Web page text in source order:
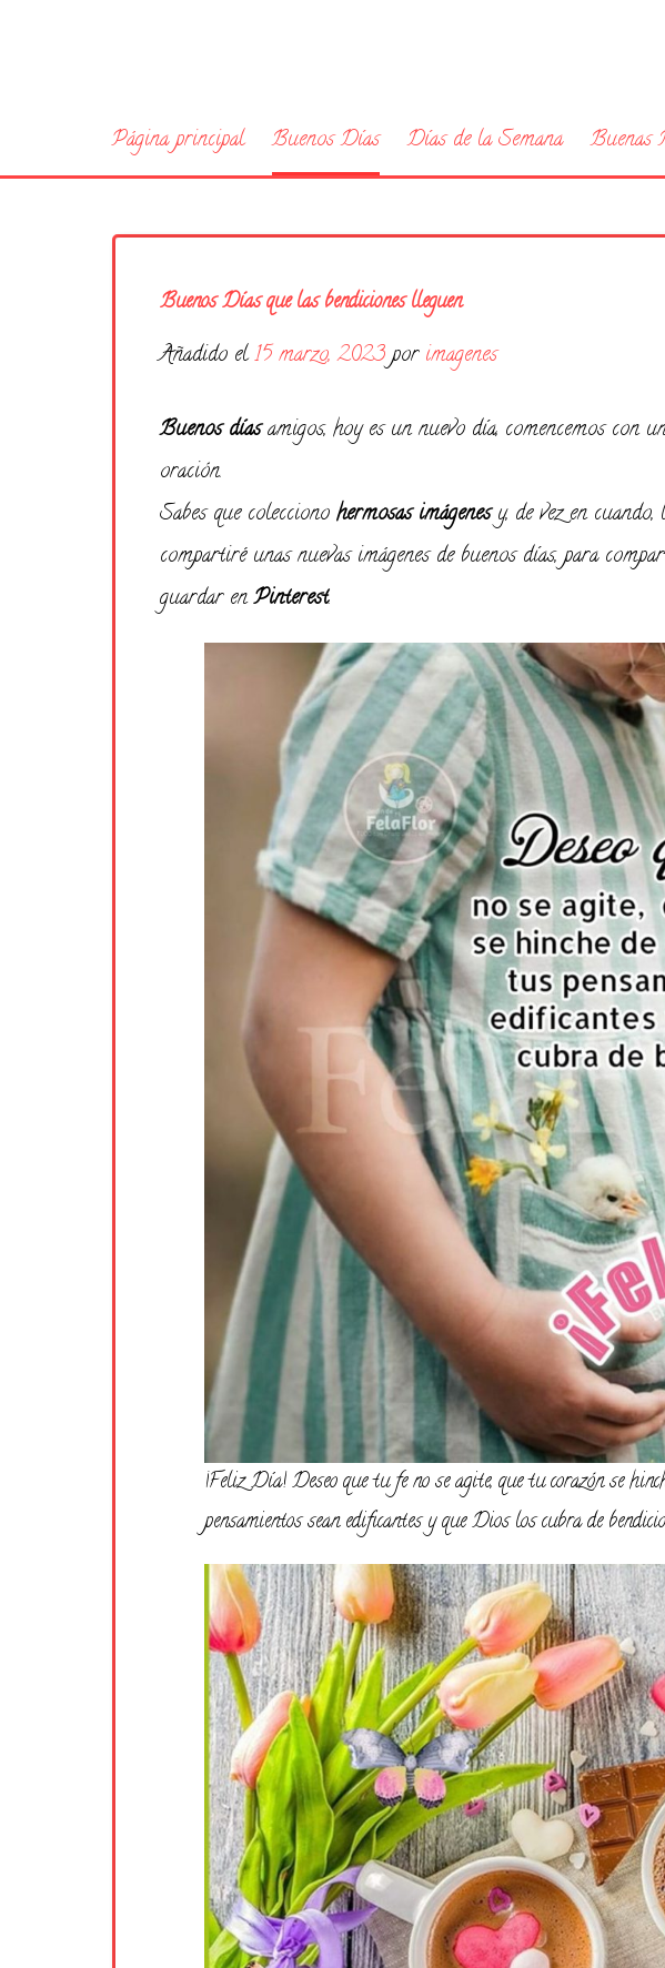
Página principal Buenos Días Días de la Semana Buenas
Buenos Días que las bendiciones lleguen
Añadido el15 marzo, 2023 por imagenes
Buenos díasamigos, hoy es un nuevo día, comencemos con
oración.
Sabes que colecciono hermosas imágenesy, de vez en
compartiré unas nuevas imágenes de buenos días, para
guardar enPinterest.
¡Feliz Día! Deseo que tu fe no se agite, que tu corazón se
pensamientos sean edificantes y que Dios los cubra de